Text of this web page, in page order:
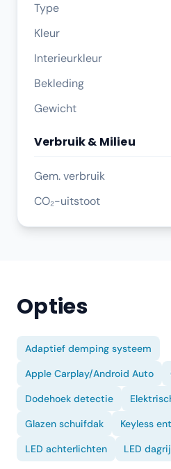
Type
Kleur
Interieurkleur
Bekleding
Gewicht
Verbruik & Milieu
Gem. verbruik
CO₂-uitstoot
Opties
Adaptief demping systeem
Apple Carplay/Android Auto
Dodehoek detectie
Glazen schuifdak
Keyless
LED achterlichten
LED